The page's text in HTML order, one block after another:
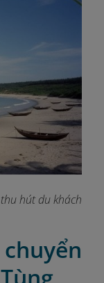
hút du khách